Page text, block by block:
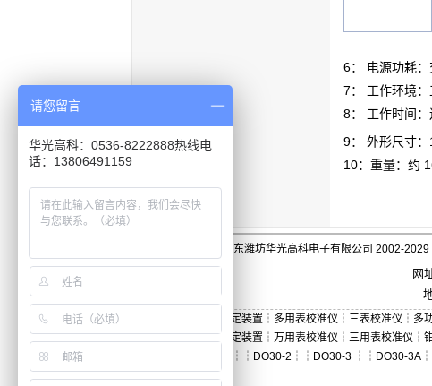
6： 电源功耗
7： 工作环境
8： 工作时间：
9： 外形尺寸
10：重量：约
版权:山东潍坊华光高科电子有限公司 2002-2029
网
三用表检定装置 ┆ 多用表校准仪 ┆ 三表校准仪 ┆ 多
万用表检定装置 ┆ 万用表校准仪 ┆ 三用表校准仪 ┆
┆┆ DO30-2 ┆┆ DO30-3 ┆┆ DO30-3A
请您留言
华光高科：0536-8222888热线电
话：13806491159